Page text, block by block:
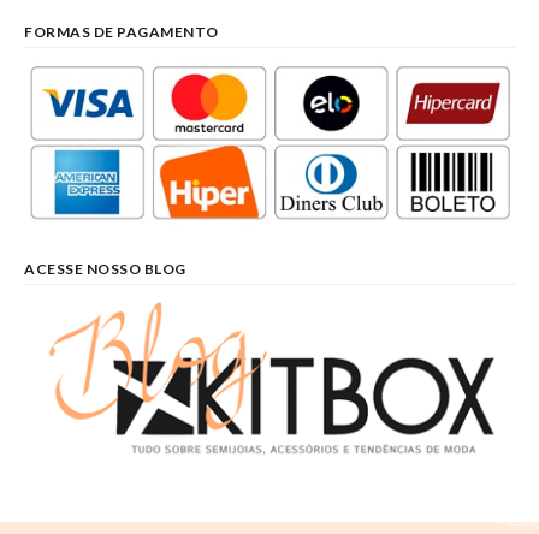
FORMAS DE PAGAMENTO
ACESSE NOSSO BLOG